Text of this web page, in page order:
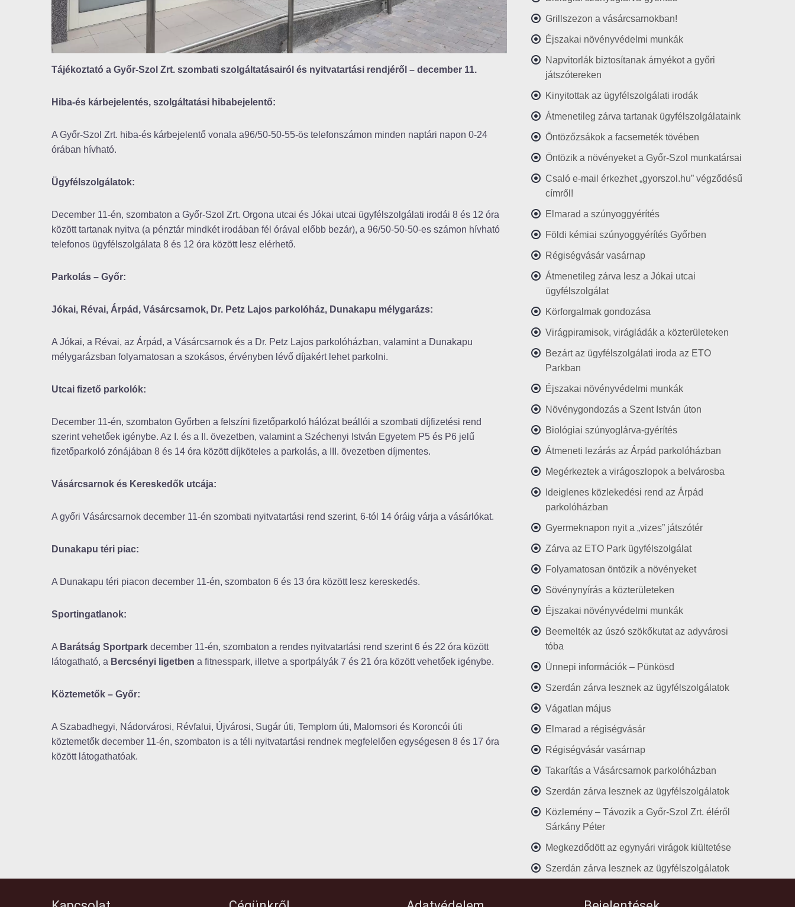
Tájékoztató a Győr-Szol Zrt. szombati szolgáltatásairól és nyitvatartási rendjéről – december 11.
Hiba-és kárbejelentés, szolgáltatási hibabejelentő:
A Győr-Szol Zrt. hiba-és kárbejelentő vonala a96/50-50-55-ös telefonszámon minden naptári napon 0-24
órában hívható.
Ügyfélszolgálatok:
December 11-én, szombaton a Győr-Szol Zrt. Orgona utcai és Jókai utcai ügyfélszolgálati irodái 8 és 12 óra
között tartanak nyitva (a pénztár mindkét irodában fél órával előbb bezár), a 96/50-50-50-es számon hívható
telefonos ügyfélszolgálata 8 és 12 óra között lesz elérhető.
Parkolás – Győr:
Jókai, Révai, Árpád, Vásárcsarnok, Dr. Petz Lajos parkolóház, Dunakapu mélygarázs:
A Jókai, a Révai, az Árpád, a Vásárcsarnok és a Dr. Petz Lajos parkolóházban, valamint a Dunakapu
mélygarázsban folyamatosan a szokásos, érvényben lévő díjakért lehet parkolni.
Utcai fizető parkolók:
December 11-én, szombaton Győrben a felszíni fizetőparkoló hálózat beállói a szombati díjfizetési rend
szerint vehetőek igénybe. Az I. és a II. övezetben, valamint a Széchenyi István Egyetem P5 és P6 jelű
fizetőparkoló zónájában 8 és 14 óra között díjköteles a parkolás, a III. övezetben díjmentes.
Vásárcsarnok és Kereskedők utcája:
A győri Vásárcsarnok december 11-én szombati nyitvatartási rend szerint, 6-tól 14 óráig várja a vásárlókat.
Dunakapu téri piac:
A Dunakapu téri piacon december 11-én, szombaton 6 és 13 óra között lesz kereskedés.
Sportingatlanok:
A Barátság Sportpark december 11-én, szombaton a rendes nyitvatartási rend szerint 6 és 22 óra között
látogatható, a Bercsényi ligetben a fitnesspark, illetve a sportpályák 7 és 21 óra között vehetőek igénybe.
Köztemetők – Győr:
A Szabadhegyi, Nádorvárosi, Révfalui, Újvárosi, Sugár úti, Templom úti, Malomsori és Koroncói úti
köztemetők december 11-én, szombaton is a téli nyitvatartási rendnek megfelelően egységesen 8 és 17 óra
között látogathatóak.
Grillszezon a vásárcsarnokban!
Éjszakai növényvédelmi munkák
Napvitorlák biztosítanak árnyékot a győri
játszótereken
Kinyitottak az ügyfélszolgálati irodák
Átmenetileg zárva tartanak ügyfélszolgálataink
Öntözőzsákok a facsemeték tövében
Öntözik a növényeket a Győr-Szol munkatársai
Csaló e-mail érkezhet „gyorszol.hu” végződésű
címről!
Elmarad a szúnyoggyérítés
Földi kémiai szúnyoggyérítés Győrben
Régiségvásár vasárnap
Átmenetileg zárva lesz a Jókai utcai
ügyfélszolgálat
Körforgalmak gondozása
Virágpiramisok, virágládák a közterületeken
Bezárt az ügyfélszolgálati iroda az ETO
Parkban
Éjszakai növényvédelmi munkák
Növénygondozás a Szent István úton
Biológiai szúnyoglárva-gyérítés
Átmeneti lezárás az Árpád parkolóházban
Megérkeztek a virágoszlopok a belvárosba
Ideiglenes közlekedési rend az Árpád
parkolóházban
Gyermeknapon nyit a „vizes” játszótér
Zárva az ETO Park ügyfélszolgálat
Folyamatosan öntözik a növényeket
Sövénynyírás a közterületeken
Éjszakai növényvédelmi munkák
Beemelték az úszó szökőkutat az adyvárosi
tóba
Ünnepi információk – Pünkösd
Szerdán zárva lesznek az ügyfélszolgálatok
Vágatlan május
Elmarad a régiségvásár
Régiségvásár vasárnap
Takarítás a Vásárcsarnok parkolóházban
Szerdán zárva lesznek az ügyfélszolgálatok
Közlemény – Távozik a Győr-Szol Zrt. éléről
Sárkány Péter
Megkezdődött az egynyári virágok kiültetése
Szerdán zárva lesznek az ügyfélszolgálatok